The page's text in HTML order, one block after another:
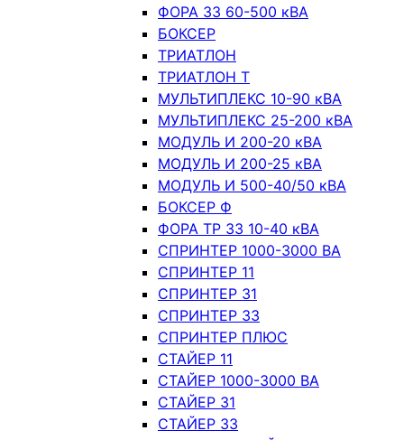
ФОРА 33 60-500 кВА
БОКСЕР
ТРИАТЛОН
ТРИАТЛОН Т
МУЛЬТИПЛЕКС 10-90 кВА
МУЛЬТИПЛЕКС 25-200 кВА
МОДУЛЬ И 200-20 кВА
МОДУЛЬ И 200-25 кВА
МОДУЛЬ И 500-40/50 кВА
БОКСЕР Ф
ФОРА ТР 33 10-40 кВА
СПРИНТЕР 1000-3000 ВА
СПРИНТЕР 11
СПРИНТЕР 31
СПРИНТЕР 33
СПРИНТЕР ПЛЮС
СТАЙЕР 11
СТАЙЕР 1000-3000 ВА
СТАЙЕР 31
СТАЙЕР 33